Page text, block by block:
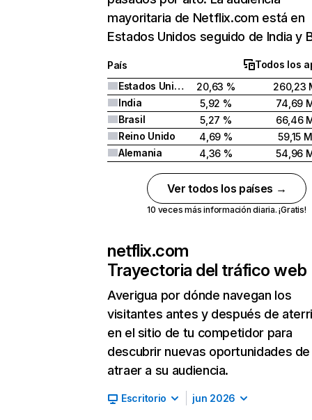
mayoritaria de Netflix.com está en
Estados Unidos seguido de India y
País
Todos los
Estados Unidos
20,63 %
260,23
India
5,92 %
74,69
Brasil
5,27 %
66,46
Reino Unido
4,69 %
59,15 M
Alemania
4,36 % 54,96
Ver todos los países →
10 veces más información diaria. ¡Gratis!
netflix.com
Trayectoria del tráfico web
Averigua por dónde navegan los
visitantes antes y después de
en el sitio de tu competidor para
descubrir nuevas oportunidades de
atraer a su audiencia.
Escritorio jun 2026